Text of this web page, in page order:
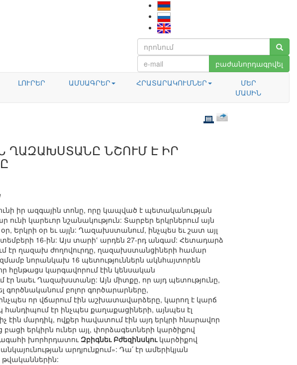
բաժանորդագրվել
ԼՈՒՐԵՐ ԱՄՍԱԳՐԵՐ ՀՐԱՏԱՐԱԿՈՒՄՆԵՐ
ՄԵՐ
ՄԱՍԻՆ
ՂԱԶԱԽՍՏԱՆԸ ՆՇՈՒՄ Է ԻՐ
ունի իր ազգային տոնը, որը կապված է պետականության
կարեւոր նշանակություն: Տարբեր երկրներում այն
Երկրի օր եւ այլն: Ղազախստանում, ինչպես եւ շատ այլ
16-ին: Այս տարիՙ արդեն 27-րդ անգամ: Հետադարձ
էր ղազախ ժողովուրդը, ղազախստանցիների համար
նորանկախ 16 պետություններն ակնհայտորեն
հընթացս կարգավորում էին կենսական
էր նաեւ Ղազախստանը: Այն միտքը, որ այդ պետությունը,
գործնականում բոլոր գործարարները,
որ վճարում էին աշխատավարձերը, կարող է կարճ
էր ինչպես քաղաքացիների, այնպես էլ
մարդիկ, ովքեր հավատում էին այդ երկրի հնարավոր
երկիրն ուներ այլ, փորձագետների կարծիքով
խորհրդատու Զբիգնեւ Բժեզինսկուկարծիքով
արդյունքում»: Դա՛ էր ամերիկյան